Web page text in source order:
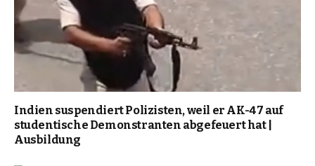
Indien suspendiert Polizisten, weil er AK-47 auf
studentische Demonstranten abgefeuert hat |
Ausbildung